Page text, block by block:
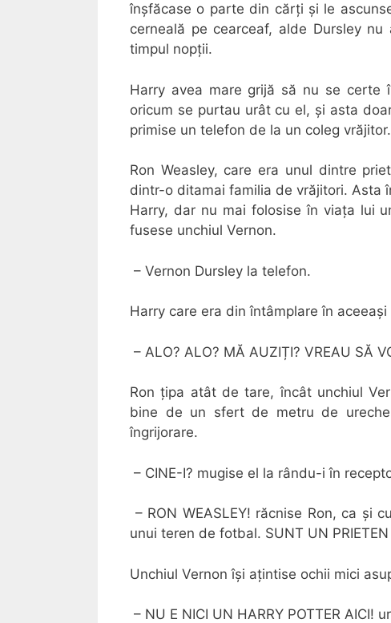
înșfăcase o parte din cărți și le
cerneală pe cearceaf, alde Dursley
timpul nopții.
Harry avea mare grijă să nu se certe
oricum se purtau urât cu el, și asta
primise un telefon de la un coleg vrăjitor.
Ron Weasley, care era unul dintre
dintr-o ditamai familia de vrăjitori. Asta
Harry, dar nu mai folosise în viața lui
fusese unchiul Vernon.
– Vernon Dursley la telefon.
Harry care era din întâmplare în
– ALO? ALO? MĂ AUZIȚI? VREAU SĂ
Ron țipa atât de tare, încât unchiul
bine de un sfert de metru de
îngrijorare.
– CINE-I? mugise el la rându-i în
– RON WEASLEY! răcnise Ron, ca și
unui teren de fotbal. SUNT UN
Unchiul Vernon își ațintise ochii mici
– NU E NICI UN HARRY POTTER